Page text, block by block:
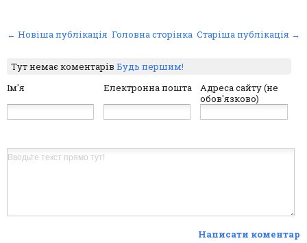
← Новіша публікація Старіша публікація →
Головна сторінка
Тут немає коментарівБудь першим!
Ім'я
Електронна пошта
Адреса сайту (не
обов'язково)
Написати коментар